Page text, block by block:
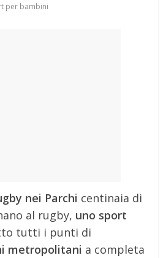
per bambini
nei Parchi centinaia di
al rugby, uno sport
tutti i punti di
metropolitani a completa